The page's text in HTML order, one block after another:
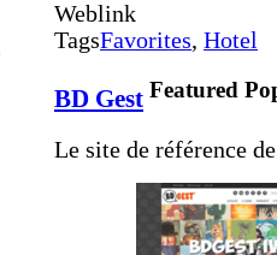
Weblink
TagsFavorites, Hotel
BD Gest Featured
Le site de référence